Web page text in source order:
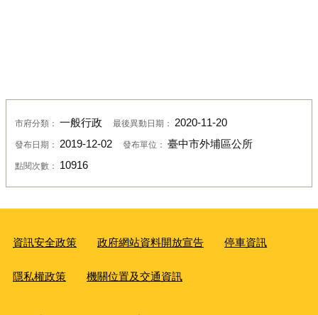
市府分類： 一般行政 最後異動日期： 2020-11-20
發布日期： 2019-12-02 發布單位： 臺中市外埔區公所
點閱次數： 10916
資訊安全政策 政府網站資料開放宣告 停車資訊
隱私權政策 機關位置及交通資訊